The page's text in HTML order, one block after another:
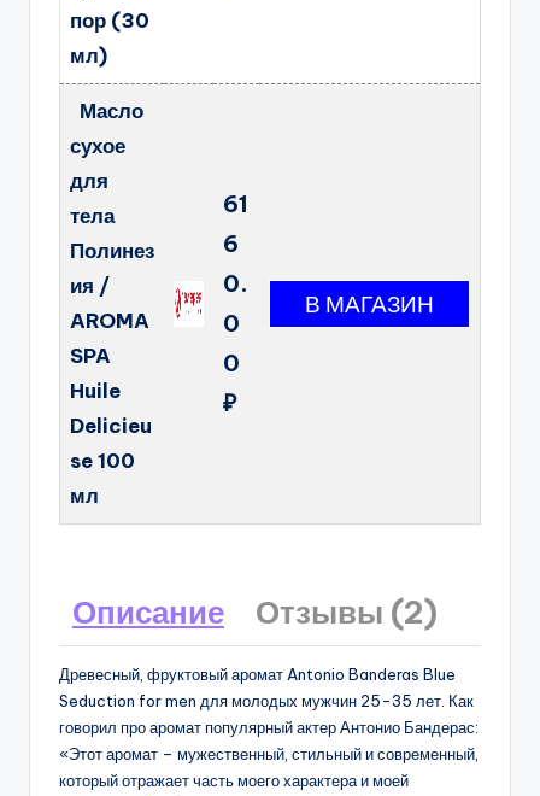
пор (30
мл)
Масло
сухое
для
тела
Полинез
ия /
AROMA
SPA
Huile
Delicieu
se 100
мл
61
6
0.
0
0
₽
Описание Отзывы (2)
Древесный, фруктовый аромат Antonio Banderas Blue
Seduction for men для молодых мужчин 25-35 лет. Как
говорил про аромат популярный актер Антонио Бандерас:
«Этот аромат – мужественный, стильный и современный,
который отражает часть моего характера и моей